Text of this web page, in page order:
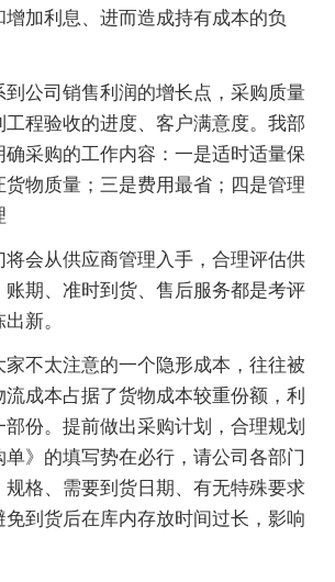
加利息、进而造成持有成本的负
到公司销售利润的增长点，采购质量
工程验收的进度、客户满意度。我部
确采购的工作内容：一是适时适量保
物质量；三是费用最省；四是管理
将会从供应商管理入手，合理评估供
账期、准时到货、售后服务都是考评
新。
家不太注意的一个隐形成本，往往被
成本占据了货物成本较重份额，利
份。提前做出采购计划，合理规划
》的填写势在必行，请公司各部门
格、需要到货日期、有无特殊要求
到货后在库内存放时间过长，影响